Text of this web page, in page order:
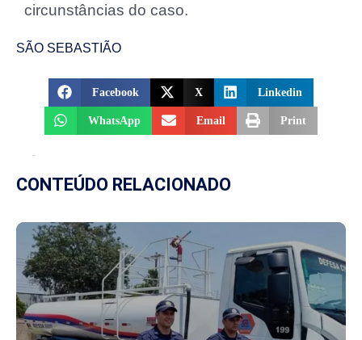
circunstâncias do caso.
SÃO SEBASTIÃO
Facebook X Linkedin
WhatsApp Email Print
CONTEÚDO RELACIONADO